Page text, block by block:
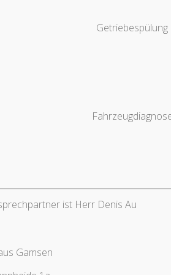
Getriebespülung
ist Herr Denis Au
Gamsen